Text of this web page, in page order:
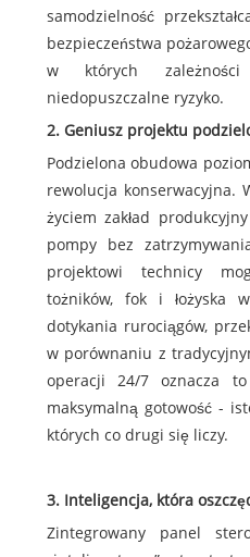
samodzielność
bezpieczeństwa
w których zależności
niedopuszczalne ryzyko.
2. Geniusz projektu
Podzielona obudowa
rewolucja konserwacyjna.
życiem zakład
pompy bez
projektowi technicy
tożników, fok i łożyska
dotykania rurociągów,
w porównaniu z
operacji 24/7 oznacza
maksymalną gotowość -
których co drugi się liczy.
3. Inteligencja, która
Zintegrowany panel